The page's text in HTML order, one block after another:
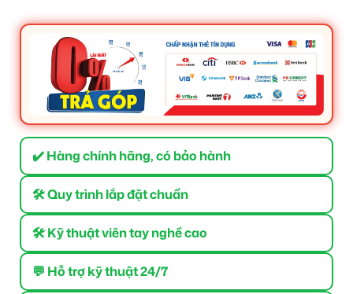
✔️ Hàng chính hãng, có bảo hành
🛠 Quy trình lắp đặt chuẩn
🛠 Kỹ thuật viên tay nghề cao
💬 Hỗ trợ kỹ thuật 24/7